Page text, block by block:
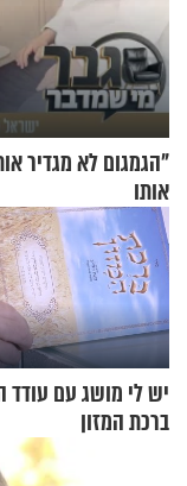
"הגמגום לא מגדיר
אותו
יש לי מושג עם עודד
ברכת המזון